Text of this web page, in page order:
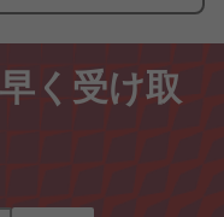
く受け取